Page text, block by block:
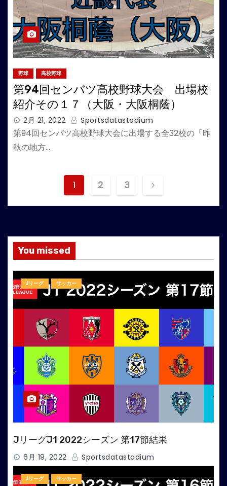
野球 高校野球
第94回センバツ高校野球大会 出場校
紹介その１７（大阪・大阪桐蔭）
2月 21, 2022 Sportsdatastadium
第94回センバツ高校野球大会に出場する全32校の「昨
秋の地方…
投
稿
ペ
ー
ジ
送
1 2 3
You missed
Jリーグ サッカー
JリーグJ1 2022シーズン 第17節結果
6月 19, 2022 Sportsdatastadium
Jリーグ サッカー